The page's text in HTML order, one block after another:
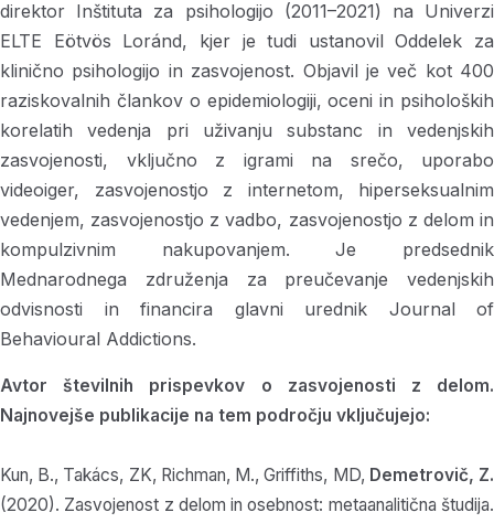
direktor Inštituta za psihologijo (2011–2021) na Univerzi
ELTE Eötvös Loránd, kjer je tudi ustanovil Oddelek za
klinično psihologijo in zasvojenost. Objavil je več kot 400
raziskovalnih člankov o epidemiologiji, oceni in psiholoških
korelatih vedenja pri uživanju substanc in vedenjskih
zasvojenosti, vključno z igrami na srečo, uporabo
videoiger, zasvojenostjo z internetom, hiperseksualnim
vedenjem, zasvojenostjo z vadbo, zasvojenostjo z delom in
kompulzivnim nakupovanjem. Je predsednik
Mednarodnega združenja za preučevanje vedenjskih
odvisnosti in financira glavni urednik Journal of
Behavioural Addictions.
Avtor številnih prispevkov o zasvojenosti z delom.
Najnovejše publikacije na tem področju vključujejo:
Kun, B., Takács, ZK, Richman, M., Griffiths, MD, Demetrovič, Z.
(2020). Zasvojenost z delom in osebnost: metaanalitična študija.